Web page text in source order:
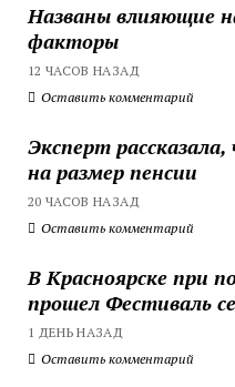
Названы влияющие
факторы
12 ЧАСОВ НАЗАД
Оставить комментарий
Эксперт
на размер пенсии
20 ЧАСОВ НАЗАД
Оставить комментарий
В Красноярске при
прошел Фестиваль
1 ДЕНЬ НАЗАД
Оставить комментарий